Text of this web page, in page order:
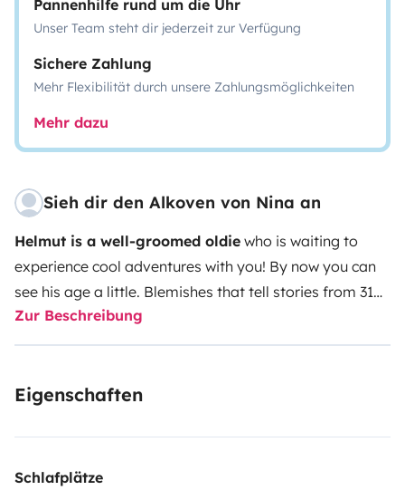
Pannenhilfe rund um die Uhr
Unser Team steht dir jederzeit zur Verfügung
Sichere Zahlung
Mehr Flexibilität durch unsere Zahlungsmöglichkeiten
Mehr dazu
Sieh dir den Alkoven von Nina an
Helmut is a well-groomed oldie who is waiting to
experience cool adventures with you! By now you can
see his age a little. Blemishes that tell stories from 31
years of van life...Helmut has been our faithful
companion for over 7 years. Thanks to its size, you can
extremely well thought-out and
with traveling in a camper van and also with rentals
Zur Beschreibung
Eigenschaften
Schlafplätze